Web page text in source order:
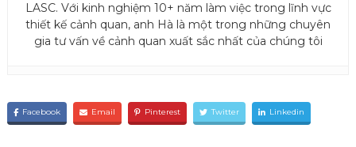
LASC. Với kinh nghiệm 10+ năm làm việc trong lĩnh vực
thiết kế cảnh quan, anh Hà là một trong những chuyên
gia tư vấn về cảnh quan xuất sắc nhất của chúng tôi
Facebook Email Pinterest Twitter Linkedin